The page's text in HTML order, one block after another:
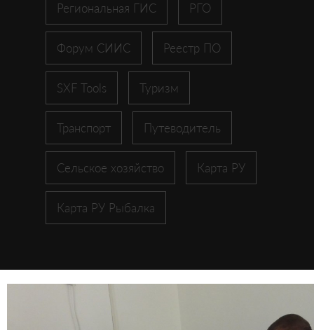
Региональная ГИС РГО
Форум СИИС Реестр ПО
SXF Tools Туризм
Транспорт Путеводитель
Сельское хозяйство Карта РУ
Карта РУ Рыбалка